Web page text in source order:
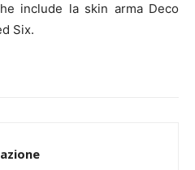
include la skin arma Deco
Six.